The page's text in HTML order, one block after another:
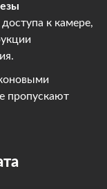
к камере,
пропускают